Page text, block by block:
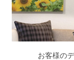
お客様の